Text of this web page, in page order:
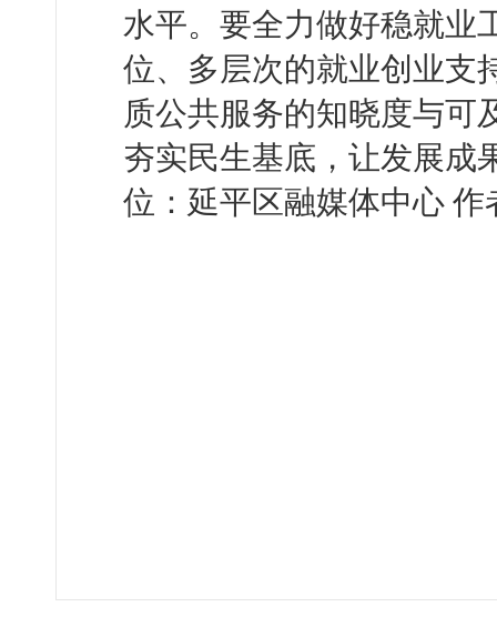
水平。要全力做好稳就业
位、多层次的就业创业支
质公共服务的知晓度与可
夯实民生基底，让发展成
位：延平区融媒体中心 作